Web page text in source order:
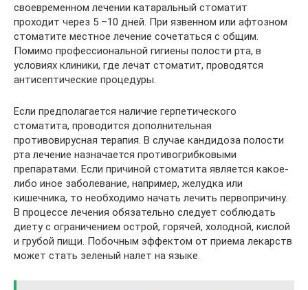
своевременном лечении катаральный стоматит
проходит через 5 –10 дней. При язвенном или афтозном
стоматите местное лечение сочетаться с общим.
Помимо профессиональной гигиены полости рта, в
условиях клиники, где лечат стоматит, проводятся
антисептические процедуры.
Если предполагается наличие герпетического
стоматита, проводится дополнительная
противовирусная терапия. В случае кандидоза полости
рта лечение назначается противогрибковыми
препаратами. Если причиной стоматита является какое-
либо иное заболевание, например, желудка или
кишечника, то необходимо начать лечить первопричину.
В процессе лечения обязательно следует соблюдать
диету с ограничением острой, горячей, холодной, кислой
и грубой пищи. Побочным эффектом от приема лекарств
может стать зеленый налет на языке.